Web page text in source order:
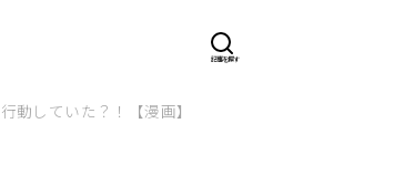
していた？！【漫画】